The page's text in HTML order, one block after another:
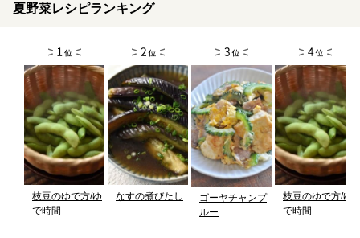
夏野菜レシピランキング
枝豆のゆで方/ゆ
で時間
なすの煮びたし
ゴーヤチャンプ
ルー
枝豆のゆで方/ゆ
で時間